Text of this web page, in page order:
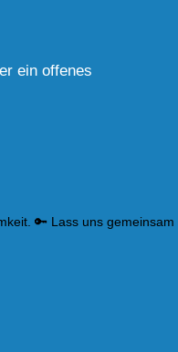
ein offenes
🔑 Lass uns